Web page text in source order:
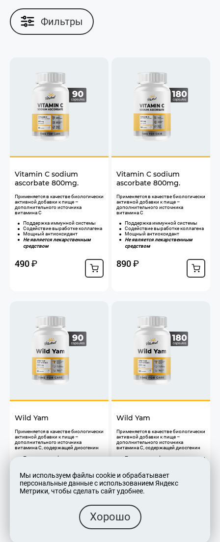
Фильтры
Vitamin C sodium
ascorbate 800mg.
Применяется в качестве биологически
активной добавки к пище –
дополнительного источника
витамина С
Поддержка иммунной системы
Содействие выработке коллагена
Мощный антиоксидант
Не является лекарственным
средством
490₽
Vitamin C sodium
ascorbate 800mg.
Применяется в качестве биологически
активной добавки к пище –
дополнительного источника
витамина С
Поддержка иммунной системы
Содействие выработке коллагена
Мощный антиоксидант
Не является лекарственным
средством
890₽
Wild Yam
Применяется в качестве биологически
активной добавки к пище –
дополнительного источника
витамина С, содержащей диосгенин
Поддержание функции яичников и
Снижение риска развития
ожирения
Не является лекарственным
средством
Wild Yam
Применяется в качестве биологически
активной добавки к пище –
дополнительного источника
витамина С, содержащей диосгенин
Поддержание функции яичников и
Снижение риска развития
ожирения
Не является лекарственным
средством
1 090₽
Мы используем файлы cookie и обрабатывает
персональные данные с использованием Яндекс
Метрики, чтобы сделать сайт удобнее.
Хорошо